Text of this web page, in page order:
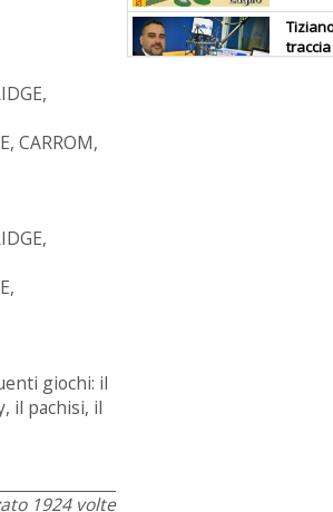
CARROM,
giochi: il
il pachisi, il
1924 volte